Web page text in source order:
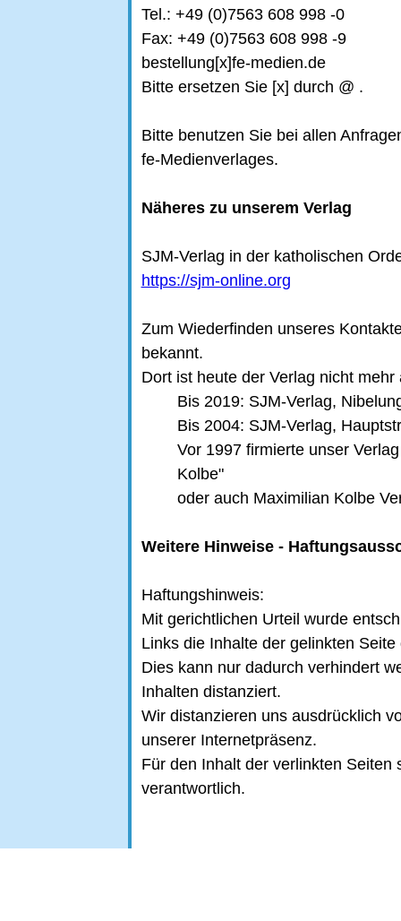
Tel.: +49 (0)7563 608 998 -0
Fax: +49 (0)7563 608 998 -9
bestellung[x]fe-medien.de
Bitte ersetzen Sie [x] durch @ .
Bitte benutzen Sie bei allen
fe-Medienverlages.
Näheres zu unserem Verlag
SJM-Verlag in der katholischen
https://sjm-online.org
Zum Wiederfinden unseres
bekannt.
Dort ist heute der Verlag nicht mehr
Bis 2019: SJM-Verlag,
Bis 2004: SJM-Verlag,
Vor 1997 firmierte unser
Kolbe"
oder auch Maximilian Kolbe
Weitere Hinweise -
Haftungshinweis:
Mit gerichtlichen Urteil wurde
Links die Inhalte der gelinkten
Dies kann nur dadurch verhindert
Inhalten distanziert.
Wir distanzieren uns ausdrücklich
unserer Internetpräsenz.
Für den Inhalt der verlinkten
verantwortlich.